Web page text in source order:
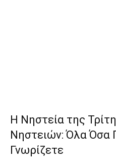
Η Νηστεία της
Νηστειών: Όλα Όσα
Γνωρίζετε